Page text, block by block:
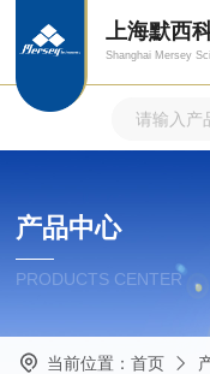
上海默西
Shanghai Mersey
产品中心
PRODUCTS CENTER
当前位置： 首页